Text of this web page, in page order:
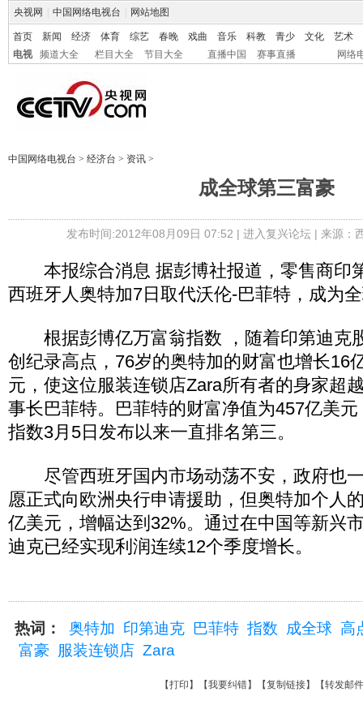
央视网 中国网络电视台 网站地图
首页 新闻 经济 体育 综艺 春晚 戏曲 音乐 科教 青少 文化
艺术
电视
频道大全 栏目大全 节目大全 直播中国 赛事直播 网络
中国网络电视台 > 经济台 > 资讯 >
成全球第三富豪
发布时间:2012年08月09日 07:52 | 进入复兴论坛| 来源：
本报综合消息 据彭博社报道，零售商印
西班牙人奥特加7日取代沃伦-巴菲特，成为
根据彭博亿万富翁指数 ，随着印第迪克
创纪录高点，76岁的奥特加的财富也增长16
元，使这位服装连锁店Zara所有者的身家超
事长巴菲特。巴菲特的财富净值为457亿美
指数3月5日发布以来一直排名第三。
尽管西班牙国内市场动荡不安，政府也
愿正式向欧洲央行申请援助，但奥特加个人
亿美元，增幅达到32%。通过在中国等新兴
迪克已经实现利润连续12个季度增长。
热词： 奥特加 印第迪克 巴菲特 指数 成全球 高
富豪
服装连锁店 Zara
【打印 】【我要纠错】【复制链接】【转发邮件